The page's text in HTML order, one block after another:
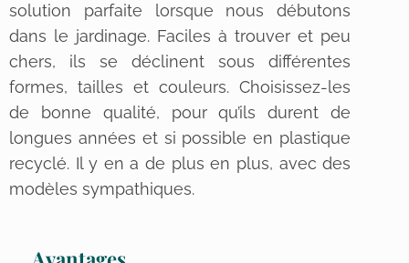
solution parfaite lorsque nous débutons
dans le jardinage. Faciles à trouver et peu
chers, ils se déclinent sous différentes
formes, tailles et couleurs. Choisissez-les
de bonne qualité, pour qu’ils durent de
longues années et si possible en plastique
recyclé. Il y en a de plus en plus, avec des
modèles sympathiques.